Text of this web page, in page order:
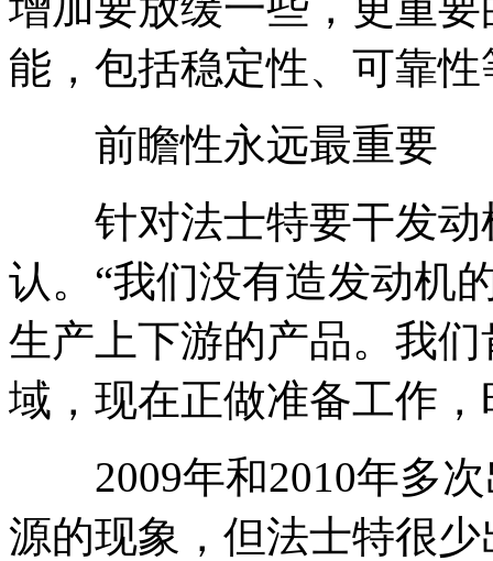
能，包括稳定性、可靠性
前瞻性永远最重要
针对法士特要干发动
认。“我们没有造发动机
生产上下游的产品。我
域，现在正做准备工作
2009年和2010年多次
源的现象，但法士特很